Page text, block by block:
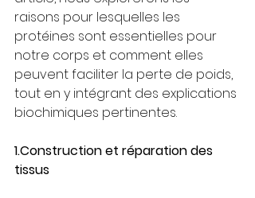
raisons pour lesquelles les
protéines sont essentielles pour
notre corps et comment elles
peuvent faciliter la perte de poids,
tout en y intégrant des explications
biochimiques pertinentes.
1.Construction et réparation des
tissus